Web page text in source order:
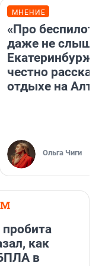
МНЕНИЕ
«Про
даже не
честно
отдыхе на
Ольга Чиги
как
в